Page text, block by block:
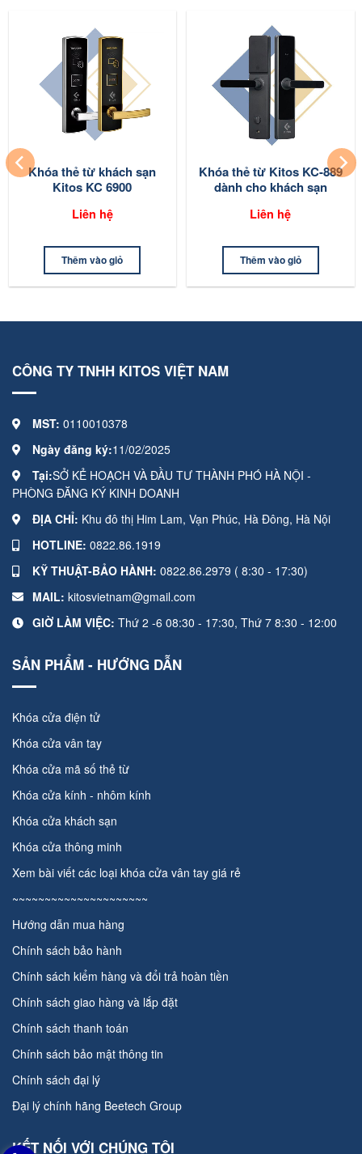
Khóa thẻ từ khách sạn
Kitos KC 6900
Liên hệ
Thêm vào giỏ
Khóa thẻ từ Kitos KC-889
dành cho khách sạn
Liên hệ
Thêm vào giỏ
CÔNG TY TNHH KITOS VIỆT NAM
MST: 0110010378
Ngày đăng ký:11/02/2025
Tại:SỞ KẺ HOẠCH VÀ ĐẦU TƯ THÀNH PHÓ HÀ NỘI -
PHÒNG ĐĂNG KÝ KINH DOANH
ĐỊA CHỈ: Khu đô thị Him Lam, Vạn Phúc, Hà Đông, Hà Nội
HOTLINE: 0822.86.1919
KỸ THUẬT-BẢO HÀNH: 0822.86.2979 ( 8:30 - 17:30)
MAIL: kitosvietnam@gmail.com
GIỜ LÀM VIỆC: Thứ 2 -6 08:30 - 17:30, Thứ 7 8:30 - 12:00
SẢN PHẨM - HƯỚNG DẪN
Khóa cửa điện tử
Khóa cửa vân tay
Khóa cửa mã số thẻ từ
Khóa cửa kính - nhôm kính
Khóa cửa khách sạn
Khóa cửa thông minh
Xem bài viết các loại khóa cửa vân tay giá rẻ
~~~~~~~~~~~~~~~~~~~~~
Hướng dẫn mua hàng
Chính sách bảo hành
Chính sách kiểm hàng và đổi trả hoàn tiền
Chính sách giao hàng và lắp đặt
Chính sách thanh toán
Chính sách bảo mật thông tin
Chính sách đại lý
Đại lý chính hãng Beetech Group
KẾT NỐI VỚI CHÚNG TÔI